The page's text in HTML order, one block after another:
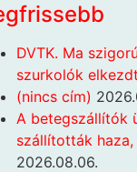
DVTK. Ma
szurkolók
(nincs cím)
A betegszállítók
szállították
2026.08.06.